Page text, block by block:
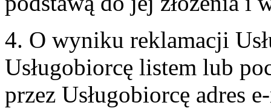
4. O wyniku reklamacji
Usługobiorcę listem lub
przez Usługobiorcę adres